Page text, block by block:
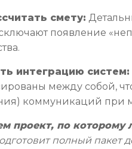
смету:
появление
интеграцию систем:
между собой,
коммуникаций при
проект, по которому
полный пакет